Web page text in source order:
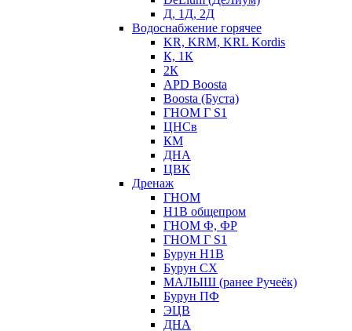
Д, 1Д, 2Д
Водоснабжение горячее
KR, KRM, KRL Kordis
К, 1К
2К
APD Boosta
Boosta (Буста)
ГНОМ Г S1
ЦНСв
КМ
ДНА
ЦВК
Дренаж
ГНОМ
Н1В общепром
ГНОМ Ф, ФР
ГНОМ Г S1
Бурун Н1В
Бурун СХ
МАЛЫШ (ранее Ручеёк)
Бурун ПФ
ЭЦВ
ДНА